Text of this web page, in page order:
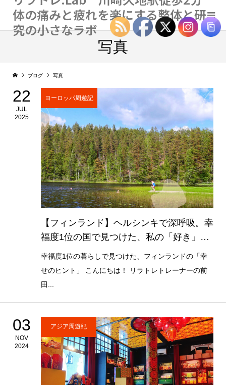
体の痛みと疲れを楽にする整体と研
究の小さなラボ
写真
ブログ 写真
22
JUL
2025
ヨーロッパ周遊記
【フィンランド】ヘルシンキで深呼吸。幸
福度1位の国で見つけた、私の「好き」な
暮らし
幸福度1位の暮らしで見つけた、フィンランドの「幸
せのヒント」 こんにちは！ リラトレトレーナーの前
田...
03
NOV
2024
アジア周遊紀